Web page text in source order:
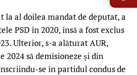
la al doilea mandat de deputat, a
PSD în 2020, însă a fost exclus
Ulterior, s-a alăturat AUR,
2024 să demisioneze și din
se în partidul condus de